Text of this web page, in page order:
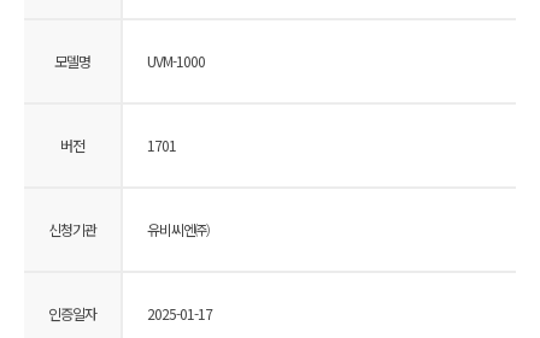
모델명 UVM-1000
버전 1701
신청기관 유비씨엔㈜
인증일자 2025-01-17